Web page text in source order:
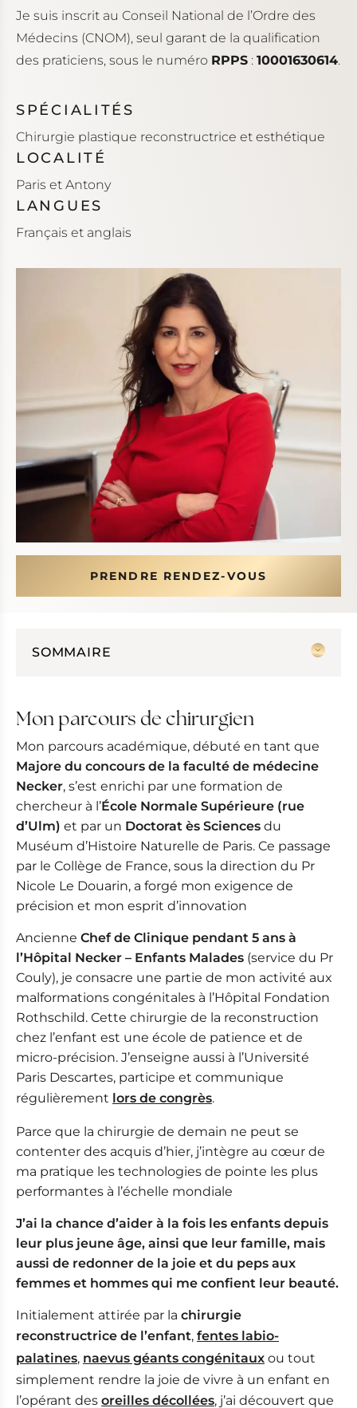
Je suis inscrit au Conseil National de l’Ordre des
Médecins (CNOM), seul garant de la qualification
des praticiens, sous le numéro RPPS : 10001630614.
SPÉCIALITÉS
Chirurgie plastique reconstructrice et esthétique
LOCALITÉ
Paris et Antony
LANGUES
Français et anglais
PRENDRE RENDEZ-VOUS
SOMMAIRE
Ma philosophie
Deux univers complémentaires
Formation et expérience
Diplômes
Mon parcours de chirurgien
Mon parcours académique, débuté en tant que
Majore du concours de la faculté de médecine
Necker, s’est enrichi par une formation de
chercheur à l’École Normale Supérieure (rue
d’Ulm) et par un Doctorat ès Sciences du
Muséum d’Histoire Naturelle de Paris. Ce passage
par le Collège de France, sous la direction du Pr
Nicole Le Douarin, a forgé mon exigence de
précision et mon esprit d’innovation
Ancienne Chef de Clinique pendant 5 ans à
l’Hôpital Necker – Enfants Malades (service du Pr
Couly), je consacre une partie de mon activité aux
malformations congénitales à l’Hôpital Fondation
Rothschild. Cette chirurgie de la reconstruction
chez l’enfant est une école de patience et de
micro-précision. J’enseigne aussi à l’Université
Paris Descartes, participe et communique
régulièrement lors de congrès.
Parce que la chirurgie de demain ne peut se
contenter des acquis d’hier, j’intègre au cœur de
ma pratique les technologies de pointe les plus
performantes à l’échelle mondiale
J’ai la chance d’aider à la fois les enfants depuis
leur plus jeune âge, ainsi que leur famille, mais
aussi de redonner de la joie et du peps aux
femmes et hommes qui me confient leur beauté.
Initialement attirée par la chirurgie
reconstructrice de l’enfant, fentes labio-
palatines, naevus géants congénitaux ou tout
simplement rendre la joie de vivre à un enfant en
l’opérant des oreilles décollées, j’ai découvert que